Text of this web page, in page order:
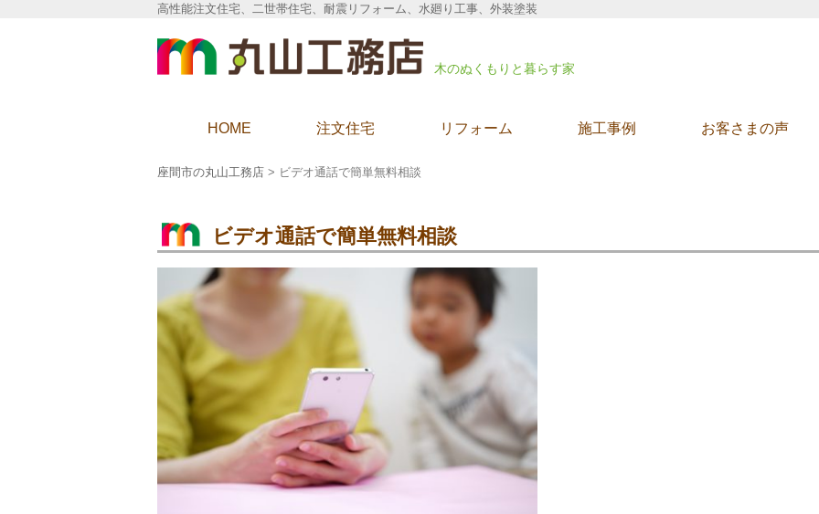
高性能注文住宅、二世帯住宅、耐震リフォーム、水廻り工事、外装塗装
座間市の丸山工務店
木のぬくもりと暮らす家
HOME 注文住宅 リフォーム 施工事例 お客さまの声
座間市の丸山工務店 > ビデオ通話で簡単無料相談
ビデオ通話で簡単無料相談